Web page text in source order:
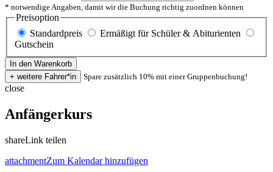
* notwendige Angaben, damit wir die Buchung richtig zuordnen können
Preisoption
Standardpreis
Ermäßigt für Schüler & Abiturienten
Gutschein
Spare zusätzlich 10% mit einer Gruppenbuchung!
close
Anfängerkurs
shareLink teilen
attachmentZum Kalendar hinzufügen